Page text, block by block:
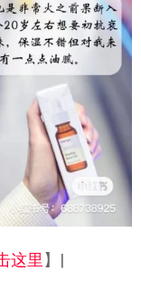
这里 】|